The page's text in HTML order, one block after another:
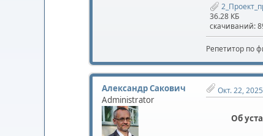
36.28 КБ
скачиваний:
Репетитор по
Александр Сакович
Administrator
Окт. 22,
Об